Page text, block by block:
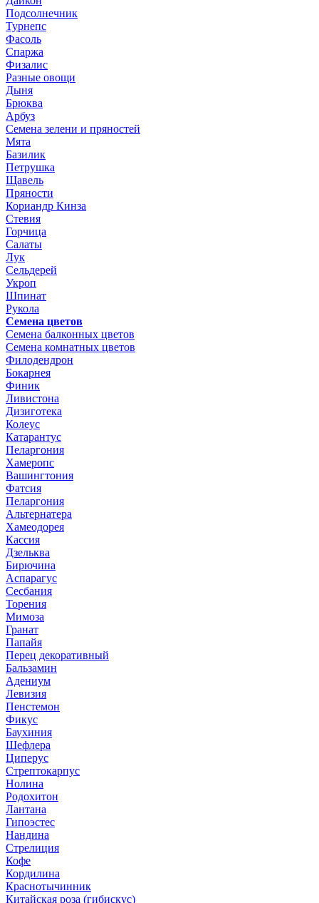
Подсолнечник
Турнепс
Фасоль
Спаржа
Физалис
Разные овощи
Дыня
Брюква
Арбуз
Семена зелени и пряностей
Мята
Базилик
Петрушка
Щавель
Пряности
Кориандр Кинза
Стевия
Горчица
Салаты
Лук
Сельдерей
Укроп
Шпинат
Рукола
Семена цветов
Семена балконных цветов
Семена комнатных цветов
Филодендрон
Бокарнея
Финик
Ливистона
Дизиготека
Колеус
Катарантус
Пеларгония
Хамеропс
Вашингтония
Фатсия
Пеларгония
Альтернатера
Хамеодорея
Кассия
Дзельква
Бирючина
Аспарагус
Сесбания
Торения
Мимоза
Гранат
Папайя
Перец декоративный
Бальзамин
Адениум
Левизия
Пенстемон
Фикус
Баухиния
Шефлера
Циперус
Стрептокарпус
Нолина
Родохитон
Лантана
Гипоэстес
Нандина
Стрелиция
Кофе
Кордилина
Краснотычинник
Китайская роза (гибискус)